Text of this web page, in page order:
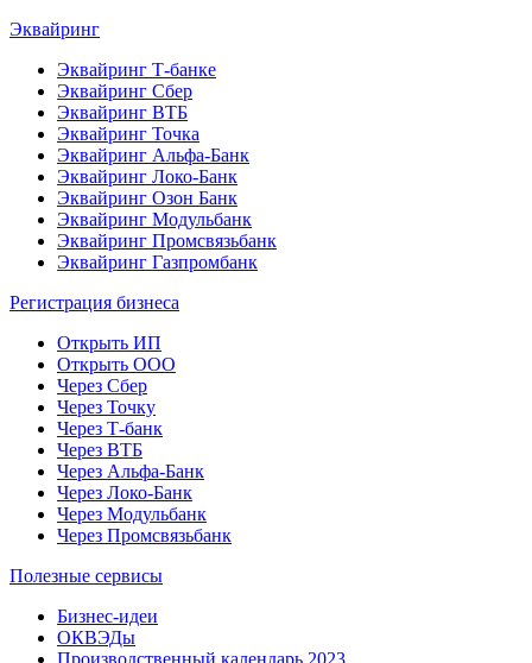
Эквайринг
Эквайринг Т-банке
Эквайринг Сбер
Эквайринг ВТБ
Эквайринг Точка
Эквайринг Альфа-Банк
Эквайринг Локо-Банк
Эквайринг Озон Банк
Эквайринг Модульбанк
Эквайринг Промсвязьбанк
Эквайринг Газпромбанк
Регистрация бизнеса
Открыть ИП
Открыть ООО
Через Сбер
Через Точку
Через Т-банк
Через ВТБ
Через Альфа-Банк
Через Локо-Банк
Через Модульбанк
Через Промсвязьбанк
Полезные сервисы
Бизнес-идеи
ОКВЭДы
Производственный календарь 2023